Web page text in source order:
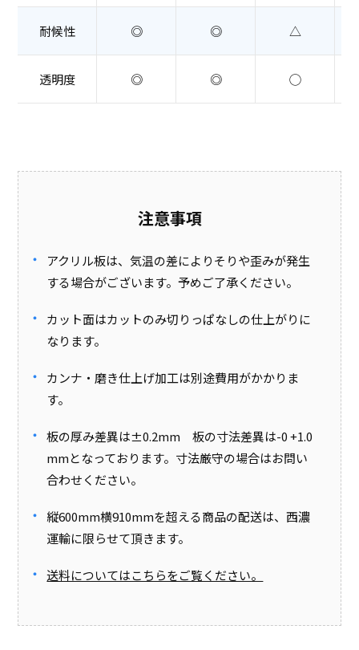
耐候性 ◎ ◎ △
透明度 ◎ ◎ ◯
注意事項
アクリル板は、気温の差によりそりや歪みが発生
する場合がございます。予めご了承ください。
カット面はカットのみ切りっぱなしの仕上がりに
なります。
カンナ・磨き仕上げ加工は別途費用がかかりま
す。
板の厚み差異は±0.2mm 板の寸法差異は-0 +1.0
mmとなっております。寸法厳守の場合はお問い
合わせください。
縦600mm横910mmを超える商品の配送は、西濃
運輸に限らせて頂きます。
送料についてはこちらをご覧ください。